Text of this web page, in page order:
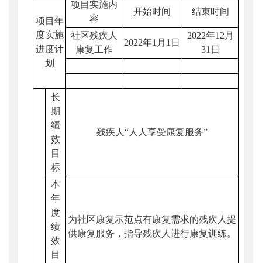
项目年
度实施
进度计
划
项目实施内
容
开始时间 结束时间
社区残疾人
康复工作
2022年1月1日
2022年12月
31日
长
期
绩
效
目
标
残疾人“人人享受康复服务”
本
年
度
绩
效
目
为社区康复示范点有康复需求的残疾人提
供康复服务，指导残疾人进行康复训练。